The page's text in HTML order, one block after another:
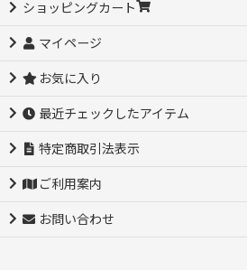
ショッピングカート
マイページ
お気に入り
最近チェックしたアイテム
特定商取引法表示
ご利用案内
お問い合わせ